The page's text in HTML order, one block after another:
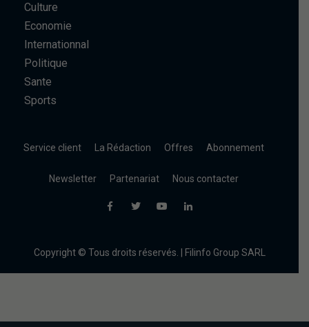
Culture
Economie
Internationnal
Politique
Sante
Sports
Service client La Rédaction Offres Abonnement
Newsletter Partenariat Nous contacter
Copyright © Tous droits réservés. | Filinfo Group SARL